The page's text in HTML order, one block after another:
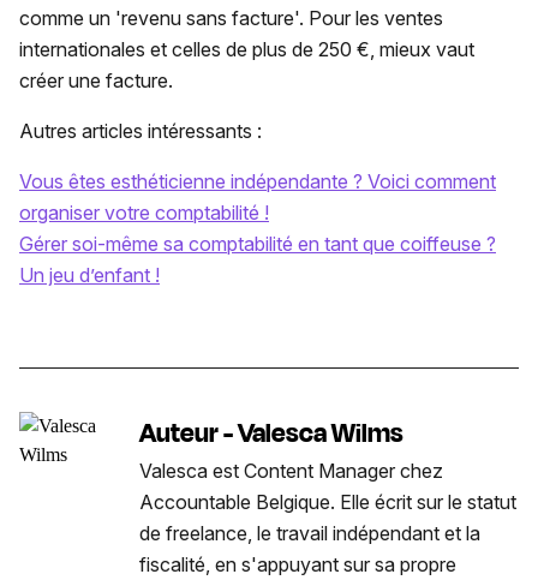
comme un 'revenu sans facture'. Pour les ventes
internationales et celles de plus de 250 €, mieux vaut
créer une facture.
Autres articles intéressants :
Vous êtes esthéticienne indépendante ? Voici comment
organiser votre comptabilité !
Gérer soi-même sa comptabilité en tant que coiffeuse ?
Un jeu d’enfant !
Auteur - Valesca Wilms
Valesca est Content Manager chez
Accountable Belgique. Elle écrit sur le statut
de freelance, le travail indépendant et la
fiscalité, en s'appuyant sur sa propre